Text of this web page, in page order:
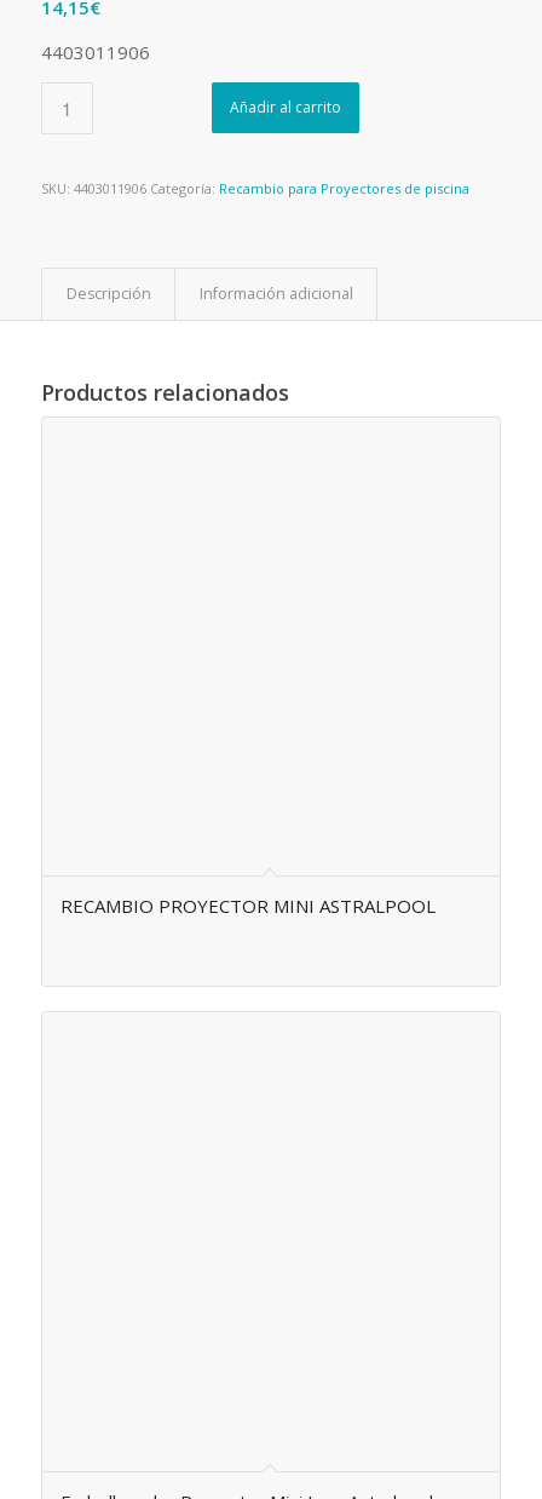
14,15€
4403011906
Añadir al carrito
SKU: 4403011906 Categoría: Recambio para Proyectores de piscina
Descripción Información adicional
Productos relacionados
RECAMBIO PROYECTOR MINI ASTRALPOOL